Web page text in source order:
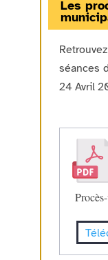
Les
séances
24 Avril